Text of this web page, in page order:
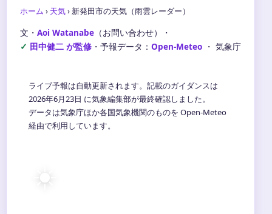
ホーム › 天気› 新発田市の天気（雨雲レーダー）
文・ Aoi Watanabe （お問い合わせ）
・
田中健二 が監修 ・ 予報データ： Open-Meteo ・ 気象庁
ライブ予報は自動更新されます。記載のガイダンスは
2026年6月23日 に気象編集部が最終確認しました。
データは気象庁ほか各国気象機関のものを Open-Meteo
経由で利用しています。
☀️